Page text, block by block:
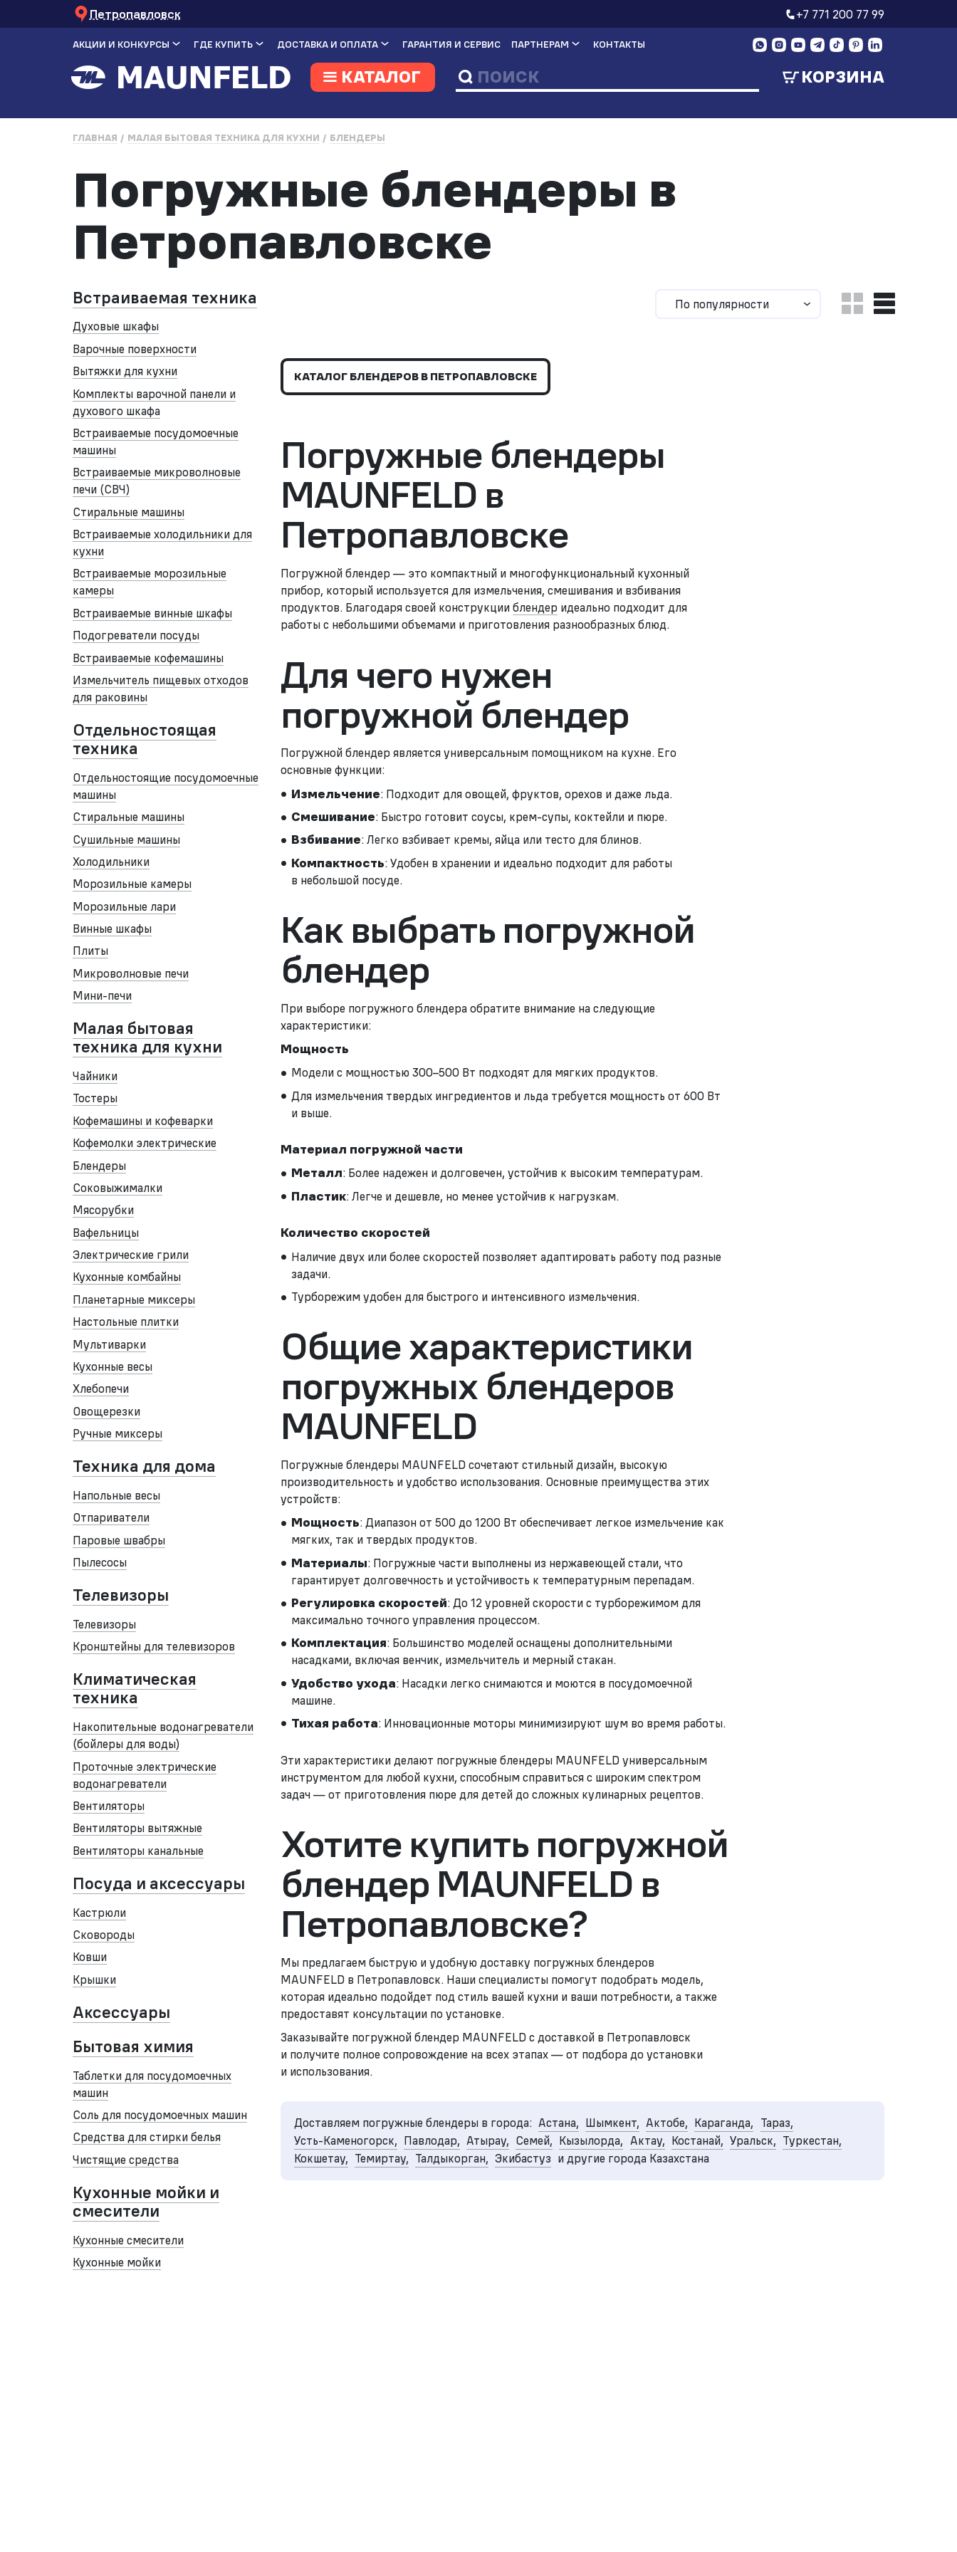
Петропавловск +7 771 200 77 99
АКЦИИ И КОНКУРСЫ ГДЕ КУПИТЬ ДОСТАВКА И ОПЛАТА ГАРАНТИЯ И СЕРВИС ПАРТНЕРАМ КОНТАКТЫ
КАТАЛОГ КОРЗИНА
ГЛАВНАЯ МАЛАЯ БЫТОВАЯ ТЕХНИКА ДЛЯ КУХНИ БЛЕНДЕРЫ
Погружные блендеры в
Петропавловске
Встраиваемая техника
Духовые шкафы
Варочные поверхности
Вытяжки для кухни
Комплекты варочной панели и
духового шкафа
Встраиваемые посудомоечные
машины
Встраиваемые микроволновые
печи (СВЧ)
Стиральные машины
Встраиваемые холодильники для
кухни
Встраиваемые морозильные
камеры
Встраиваемые винные шкафы
Подогреватели посуды
Встраиваемые кофемашины
Измельчитель пищевых отходов
для раковины
Отдельностоящая
техника
Отдельностоящие посудомоечные
машины
Стиральные машины
Сушильные машины
Холодильники
Морозильные камеры
Морозильные лари
Винные шкафы
Плиты
Микроволновые печи
Мини-печи
Малая бытовая
техника для кухни
Чайники
Тостеры
Кофемашины и кофеварки
Кофемолки электрические
Блендеры
Соковыжималки
Мясорубки
Вафельницы
Электрические грили
Кухонные комбайны
Планетарные миксеры
Настольные плитки
Мультиварки
Кухонные весы
Хлебопечи
Овощерезки
Ручные миксеры
Техника для дома
Напольные весы
Отпариватели
Паровые швабры
Пылесосы
Телевизоры
Телевизоры
Кронштейны для телевизоров
Климатическая
техника
Накопительные водонагреватели
(бойлеры для воды)
Проточные электрические
водонагреватели
Вентиляторы
Вентиляторы вытяжные
Вентиляторы канальные
Посуда и аксессуары
Кастрюли
Сковороды
Ковши
Крышки
Аксессуары
Бытовая химия
Таблетки для посудомоечных
машин
Соль для посудомоечных машин
Средства для стирки белья
Чистящие средства
Кухонные мойки и
смесители
Кухонные смесители
Кухонные мойки
По популярности
КАТАЛОГ БЛЕНДЕРОВ В ПЕТРОПАВЛОВСКЕ
Погружные блендеры
MAUNFELD в
Петропавловске
Погружной блендер — это компактный и многофункциональный кухонный
прибор, который используется для измельчения, смешивания и взбивания
продуктов. Благодаря своей конструкцииблендер идеально подходит для
работы с небольшими объемами и приготовления разнообразных блюд.
Для чего нужен
погружной блендер
Погружной блендер является универсальным помощником на кухне. Его
основные функции:
Измельчение: Подходит для овощей, фруктов, орехов и даже льда.
Смешивание: Быстро готовит соусы, крем-супы, коктейли и пюре.
Взбивание: Легко взбивает кремы, яйца или тесто для блинов.
Компактность: Удобен в хранении и идеально подходит для работы
в небольшой посуде.
Как выбрать погружной
блендер
При выборе погружного блендера обратите внимание на следующие
характеристики:
Мощность
Модели с мощностью 300–500 Вт подходят для мягких продуктов.
Для измельчения твердых ингредиентов и льда требуется мощность от 600 Вт
и выше.
Материал погружной части
Металл: Более надежен и долговечен, устойчив к высоким температурам.
Пластик: Легче и дешевле, но менее устойчив к нагрузкам.
Количество скоростей
Наличие двух или более скоростей позволяет адаптировать работу под разные
задачи.
Турборежим удобен для быстрого и интенсивного измельчения.
Общие характеристики
погружных блендеров
MAUNFELD
Погружные блендеры MAUNFELD сочетают стильный дизайн, высокую
производительность и удобство использования. Основные преимущества этих
устройств:
Мощность: Диапазон от 500 до 1200 Вт обеспечивает легкое измельчение как
мягких, так и твердых продуктов.
Материалы: Погружные части выполнены из нержавеющей стали, что
гарантирует долговечность и устойчивость к температурным перепадам.
Регулировка скоростей: До 12 уровней скорости с турборежимом для
максимально точного управления процессом.
Комплектация: Большинство моделей оснащены дополнительными
насадками, включая венчик, измельчитель и мерный стакан.
Удобство ухода: Насадки легко снимаются и моются в посудомоечной
машине.
Тихая работа: Инновационные моторы минимизируют шум во время работы.
Эти характеристики делают погружные блендеры MAUNFELD универсальным
инструментом для любой кухни, способным справиться с широким спектром
задач — от приготовления пюре для детей до сложных кулинарных рецептов.
Хотите купить погружной
блендер MAUNFELD в
Петропавловске?
Мы предлагаем быструю и удобную доставку погружных блендеров
MAUNFELD в Петропавловск. Наши специалисты помогут подобрать модель,
которая идеально подойдет под стиль вашей кухни и ваши потребности, а также
предоставят консультации по установке.
Заказывайте погружной блендер MAUNFELD с доставкой в Петропавловск
и получите полное сопровождение на всех этапах — от подбора до установки
и использования.
Доставляем погружные блендеры в города: Астана, Шымкент, Актобе, Караганда, Тараз,
Усть-Каменогорск, Павлодар, Атырау, Семей, Кызылорда, Актау, Костанай, Уральск, Туркестан,
Кокшетау, Темиртау, Талдыкорган, Экибастуз и другие города Казахстана